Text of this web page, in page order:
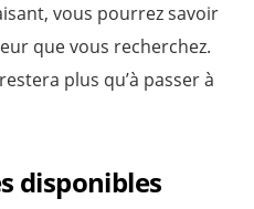
vous pourrez savoir
que vous recherchez.
plus qu’à passer à
disponibles